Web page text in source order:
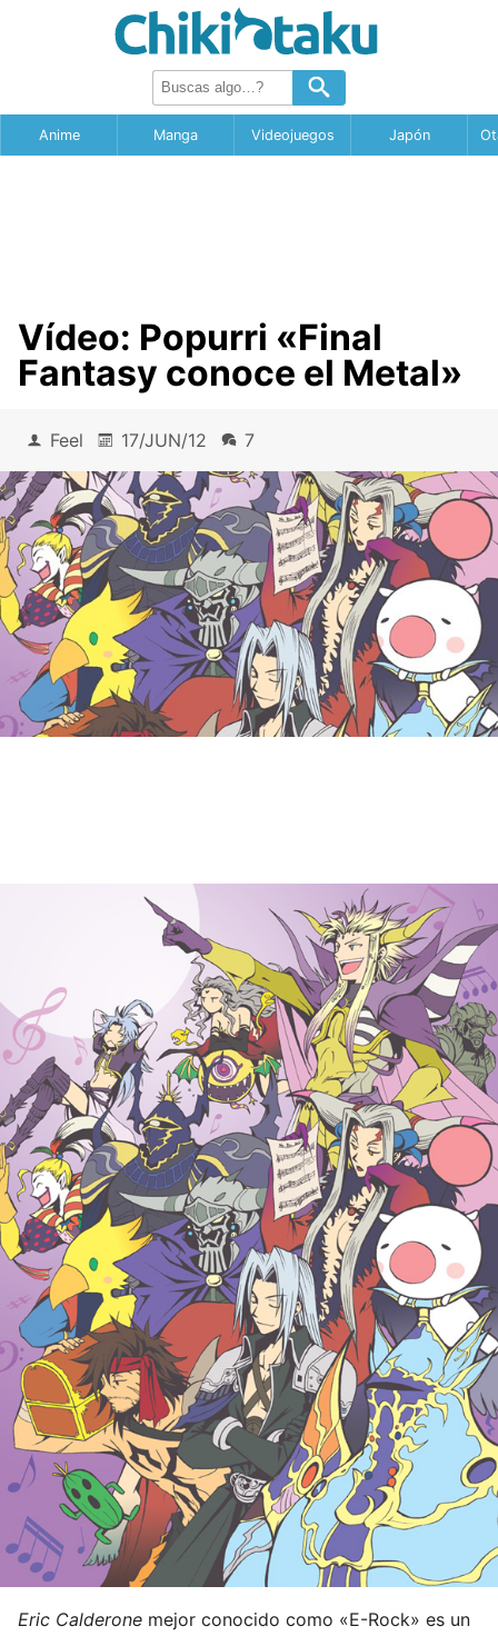
Anime Manga Videojuegos Japón
Vídeo: Popurri «Final
Fantasy conoce el Metal»
Feel 17/JUN/12 7
Eric Calderone mejor conocido como «E-Rock» es un